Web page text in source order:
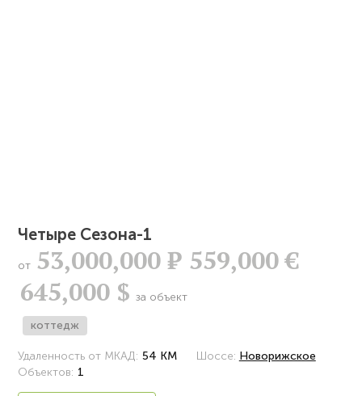
Четыре Сезона-1
от 53,000,000Р 559,000 €
645,000 $ за объект
коттедж
Удаленность от МКАД: 54 КМ Шоссе: Новорижское
Объектов: 1